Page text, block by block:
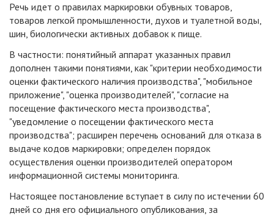
Речь идет о правилах маркировки обувных товаров,
товаров легкой промышленности, духов и туалетной воды,
шин, биологически активных добавок к пище.
В частности: понятийный аппарат указанных правил
дополнен такими понятиями, как "критерии необходимости
оценки фактического наличия производства", "мобильное
приложение", "оценка производителей", "согласие на
посещение фактического места производства",
"уведомление о посещении фактического места
производства"; расширен перечень оснований для отказа в
выдаче кодов маркировки; определен порядок
осуществления оценки производителей оператором
информационной системы мониторинга.
Настоящее постановление вступает в силу по истечении 60
дней со дня его официального опубликования, за